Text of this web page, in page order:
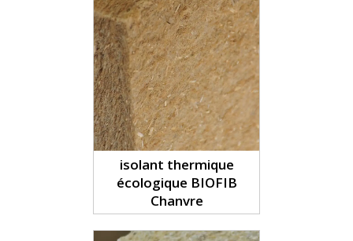
isolant thermique
écologique BIOFIB
Chanvre